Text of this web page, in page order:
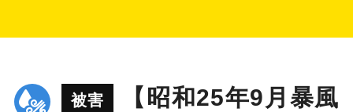
被害
【昭和25年9月暴風